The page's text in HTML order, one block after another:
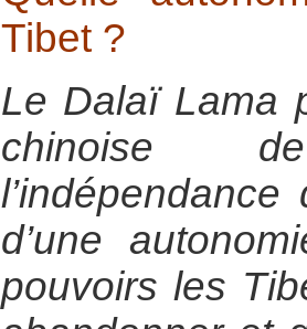
Tibet ?
Le Dalaï Lama
chinoise
d’une
pouvoirs les